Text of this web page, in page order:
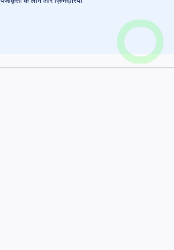
गाड़ी देखें